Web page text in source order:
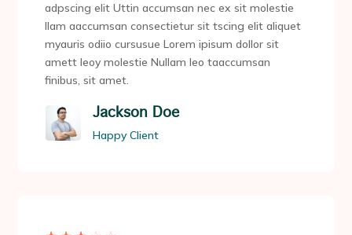
adpscing elit Uttin accumsan nec ex sit molestie
llam aaccumsan consectietur sit tscing elit aliquet
myauris odiio cursusue Lorem ipisum dollor sit
amett leoy molestie Nullam leo taaccumsan
finibus, sit amet.
Jackson Doe
Happy Client